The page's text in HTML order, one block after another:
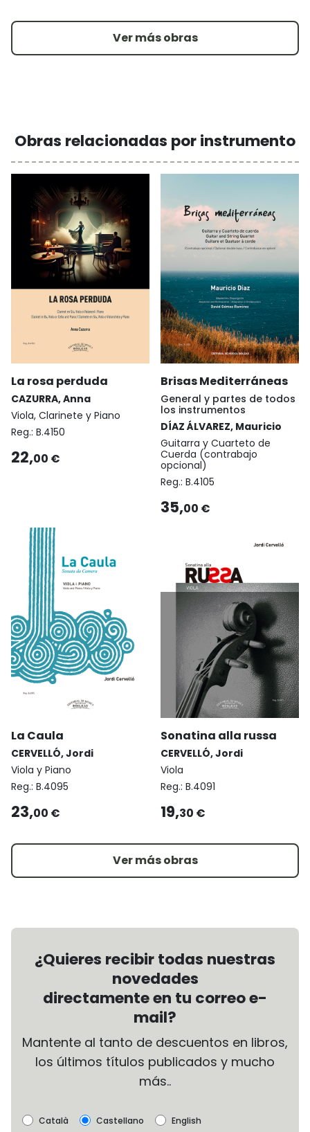
Ver más obras
Obras relacionadas por instrumento
La rosa perduda
CAZURRA, Anna
Viola, Clarinete y Piano
Reg.: B.4150
22,00 €
Brisas Mediterráneas
General y partes de todos
los instrumentos
DÍAZ ÁLVAREZ, Mauricio
Guitarra y Cuarteto de
Cuerda (contrabajo
opcional)
Reg.: B.4105
35,00 €
La Caula
CERVELLÓ, Jordi
Viola y Piano
Reg.: B.4095
23,00 €
Sonatina alla russa
CERVELLÓ, Jordi
Viola
Reg.: B.4091
19,30 €
Ver más obras
¿Quieres recibir todas nuestras
novedades
directamente en tu correo e-
mail?
Mantente al tanto de descuentos en libros,
los últimos títulos publicados y mucho
más..
Català Castellano English